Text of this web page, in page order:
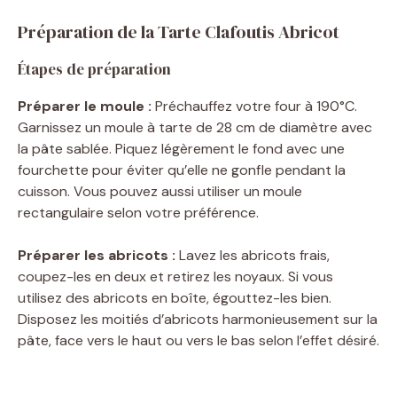
Préparation de la Tarte Clafoutis Abricot
Étapes de préparation
Préparer le moule : Préchauffez votre four à 190°C.
Garnissez un moule à tarte de 28 cm de diamètre avec
la pâte sablée. Piquez légèrement le fond avec une
fourchette pour éviter qu’elle ne gonfle pendant la
cuisson. Vous pouvez aussi utiliser un moule
rectangulaire selon votre préférence.
Préparer les abricots : Lavez les abricots frais,
coupez-les en deux et retirez les noyaux. Si vous
utilisez des abricots en boîte, égouttez-les bien.
Disposez les moitiés d’abricots harmonieusement sur la
pâte, face vers le haut ou vers le bas selon l’effet désiré.